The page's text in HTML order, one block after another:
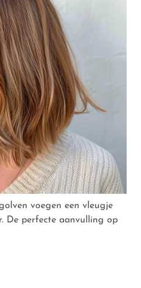
voegen een vleugje
De perfecte aanvulling op